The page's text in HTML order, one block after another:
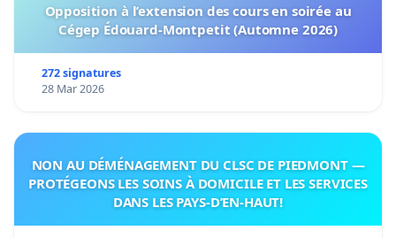
Opposition à l’extension des cours en soirée au
Cégep Édouard-Montpetit (Automne 2026)
272 signatures
28 Mar 2026
NON AU DÉMÉNAGEMENT DU CLSC DE PIEDMONT —
PROTÉGEONS LES SOINS À DOMICILE ET LES SERVICES
DANS LES PAYS-D’EN-HAUT!